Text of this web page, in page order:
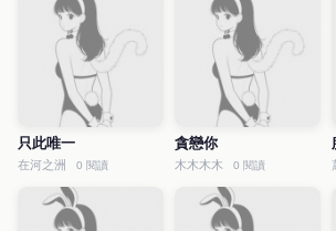
只此唯一
在河之洲 0 閱讀
貪戀你
木木木木 0 閱讀